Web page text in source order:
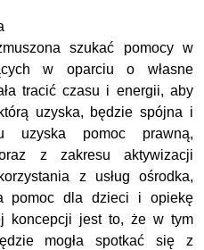
szukać pomocy w
w oparciu o własne
tracić czasu i energii, aby
uzyska, będzie spójna i
uzyska pomoc prawną,
z zakresu aktywizacji
z usług ośrodka,
pomoc dla dzieci i opiekę
koncepcji jest to, że w tym
mogła spotkać się z